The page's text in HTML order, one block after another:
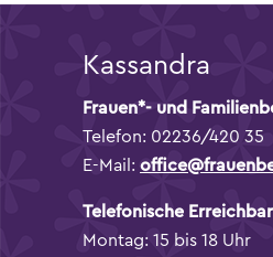
Kassandra
Frauen*- und
Telefon: 02236/420 35
E-Mail:
Telefonische
Montag: 15 bis 18 Uhr